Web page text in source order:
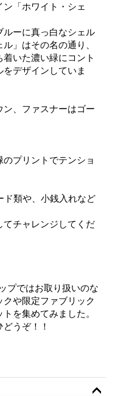
ン「ホワイト・シェ
ルーに真っ白なシェル
」はその名の通り、
いた濃い緑にコント
デザインしていま
、ファスナーはゴー
プリントでテンショ
類や、小銭入れなど
てチャレンジしてくだ
プではお取り扱いのな
や限定ファブリック
を集めてみました。
うぞ！！